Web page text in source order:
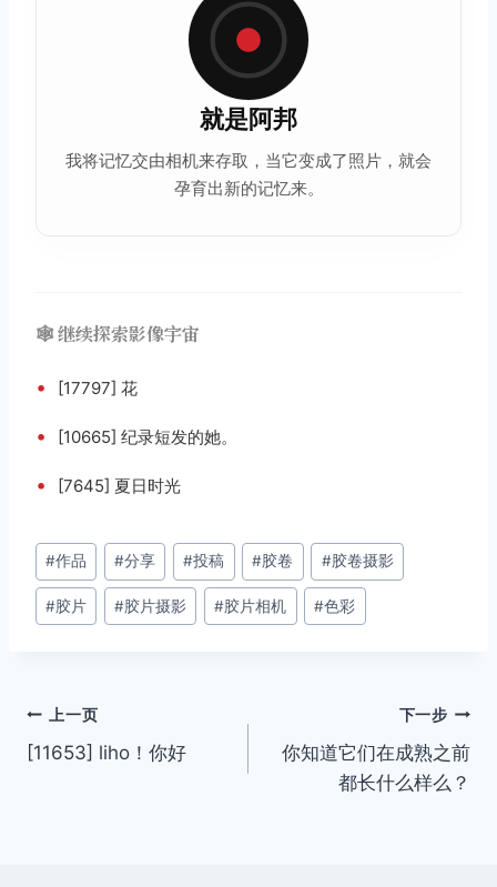
就是阿邦
我将记忆交由相机来存取，当它变成了照片，就会
孕育出新的记忆来。
🕸️ 继续探索影像宇宙
• [17797] 花
• [10665] 纪录短发的她。
• [7645] 夏日时光
文
章
标
#作品 #分享 #投稿 #胶卷 #胶卷摄影
#胶片 #胶片摄影 #胶片相机 #色彩
文
章
上一页
[11653] liho！你好
下一步
你知道它们在成熟之前
都长什么样么？